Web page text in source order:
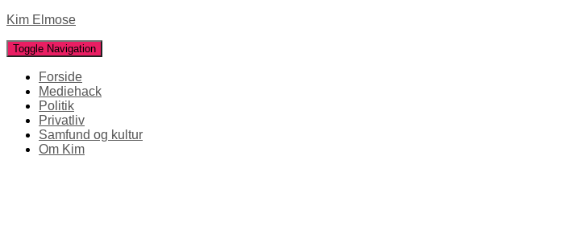
Kim Elmose
Toggle Navigation
Forside
Mediehack
Politik
Privatliv
Samfund og kultur
Om Kim